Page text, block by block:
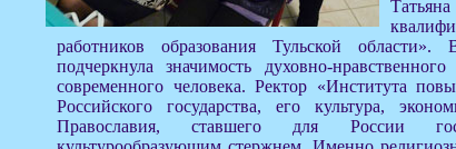
работников образования Тульской
подчеркнула значимость духовно-
современного человека. Ректор «Института
Российского государства, его культура,
Православия, ставшего для России